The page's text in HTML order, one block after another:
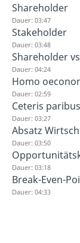
Shareholder
Dauer: 03:47
Stakeholder
Dauer: 03:48
Shareholder
Dauer: 04:24
Homo
Dauer: 02:59
Ceteris paribus
Dauer: 03:27
Absatz
Dauer: 03:50
Dauer: 03:18
Break-Even-
Dauer: 04:33